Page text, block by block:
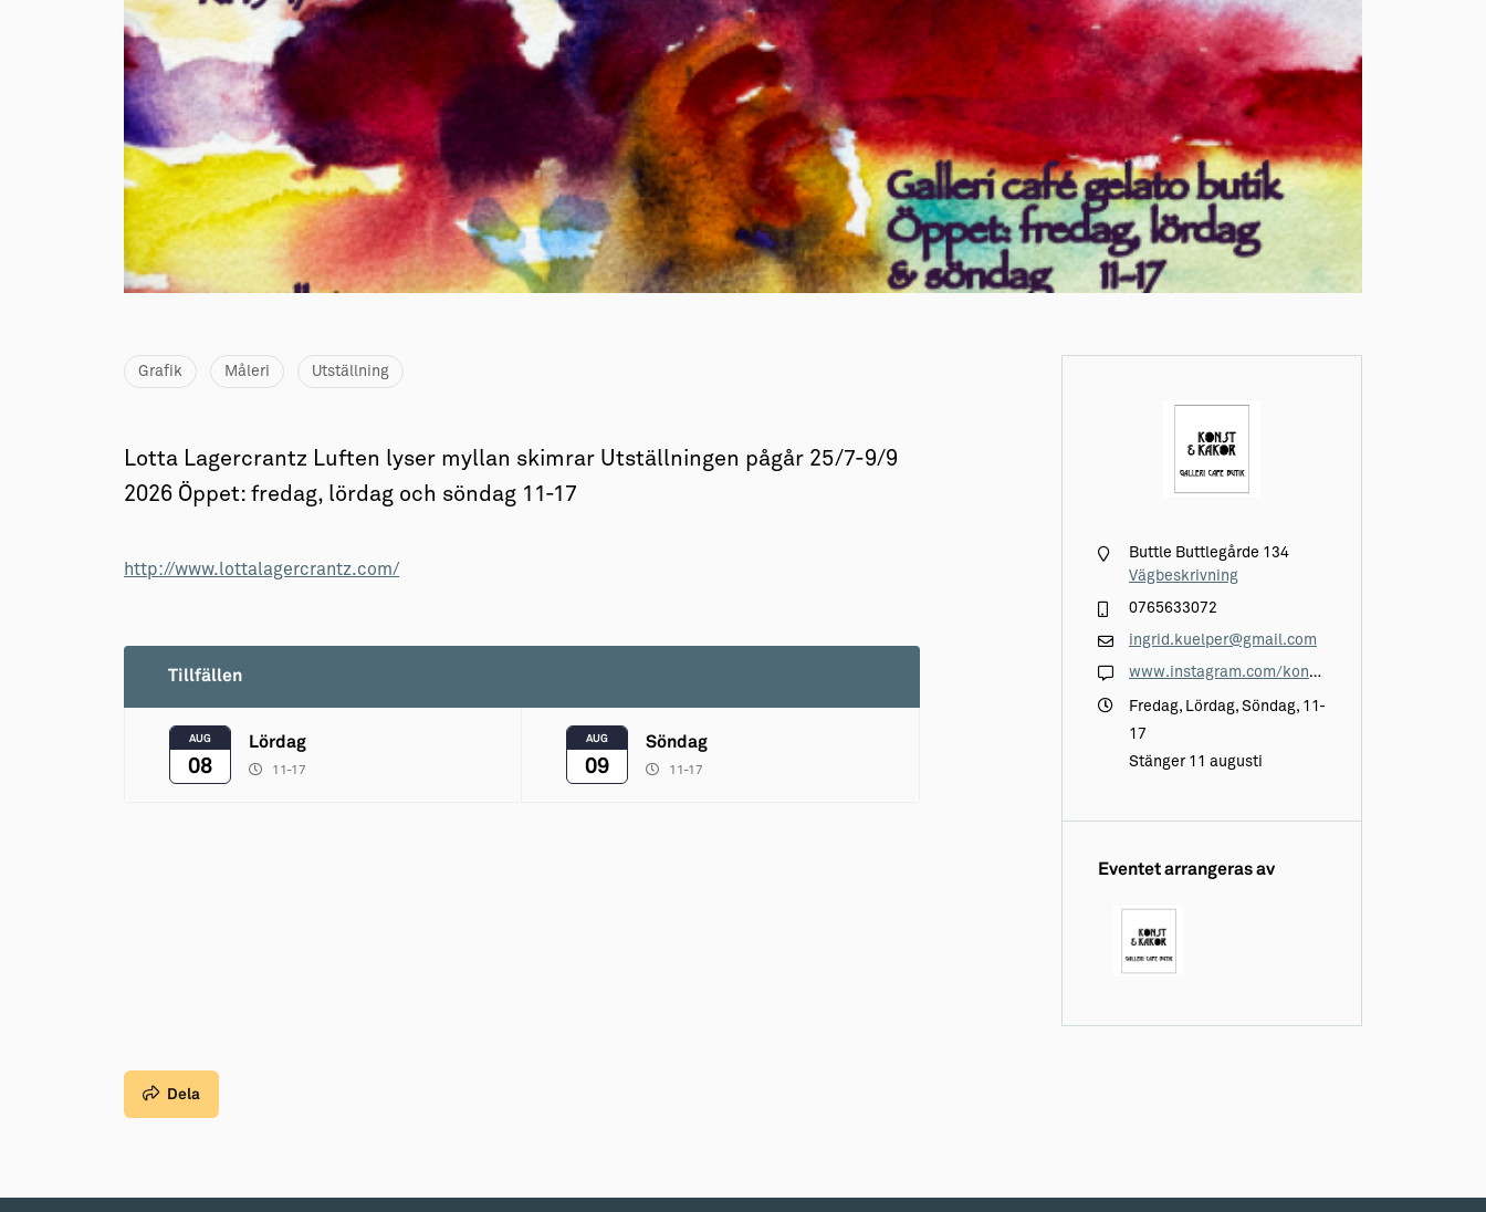
Barn & Familj
Grafik Måleri Utställning
Lotta Lagercrantz Luften lyser myllan skimrar Utställningen pågår 25/7-9/9
2026 Öppet: fredag, lördag och söndag 11-17
http://www.lottalagercrantz.com/
Tillfällen
AUG
08
Lördag
11-17
AUG
09
Söndag
11-17
Buttle Buttlegårde 134
Vägbeskrivning
0765633072
ingrid.kuelper@gmail.com
www.instagram.com/konstokakor/?igshid=YmMyMTA2M2Y%3D
Fredag, Lördag, Söndag, 11-
17
Stänger 11 augusti
Eventet arrangeras av
Dela